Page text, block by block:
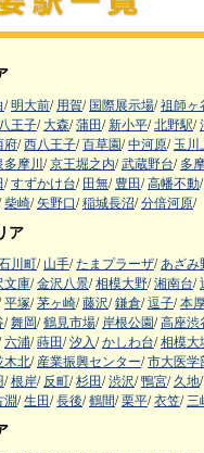
/ 明大前/ 用賀/ 国際展示場/ 祖師ヶ
八王子/ 大森/ 蒲田/ 新小平/ 北野駅/
府/ 西八王子/ 百草園/ 中河原/ 玉川
摩川 / 京王堀之内/ 武蔵野台/ 多
/ すずかけ台/ 田無/ 豊田/ 高幡不動/
柴崎/ 矢野口/ 稲城長沼/ 分倍河原/
ア
川町/ 山手/ たまプラーザ/ あざみ
文庫/ 金沢八景/ 相模大野/ 湘南台/
平塚/ 茅ヶ崎/ 藤沢/ 鎌倉/ 逗子/ 本
/ 舞岡/ 鶴見市場/ 岸根公園/ 高座渋
六浦/ 蒔田/ 汐入/ かしわ台/ 相模大
木北/ 産業振興センター/ 市大医学
/ 根岸/ 反町/ 杉田/ 渋沢/ 鴨宮/ 久地/
淵/ 生田/ 長後/ 鶴間/ 栗平/ 衣笠/ 三